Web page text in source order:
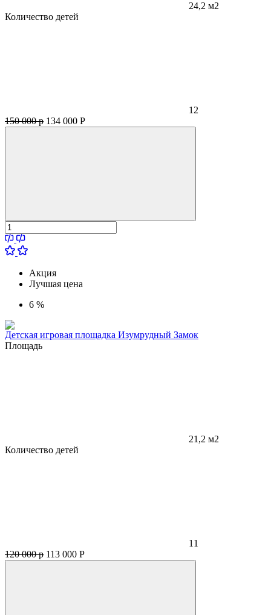
24,2 м2
Количество детей
12
150 000 р 134 000 Р
Акция
Лучшая цена
6 %
Детская игровая площадка Изумрудный Замок
Площадь
21,2 м2
Количество детей
11
120 000 р 113 000 Р